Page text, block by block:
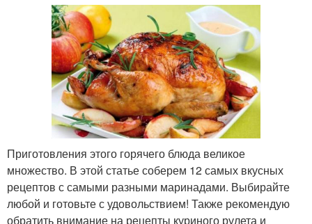
Приготовления этого горячего блюда великое
множество. В этой статье соберем 12 самых вкусных
рецептов с самыми разными маринадами. Выбирайте
любой и готовьте с удовольствием! Также рекомендую
обратить внимание на рецепты куриного рулета и